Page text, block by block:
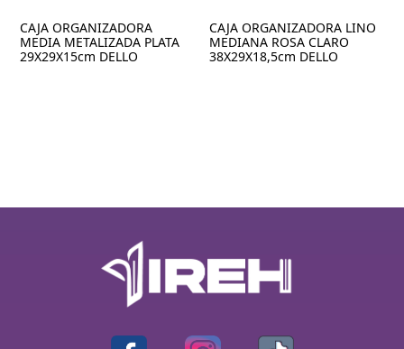
CAJA ORGANIZADORA
MEDIA METALIZADA PLATA
29X29X15cm DELLO
CAJA ORGANIZADORA LINO
MEDIANA ROSA CLARO
38X29X18,5cm DELLO